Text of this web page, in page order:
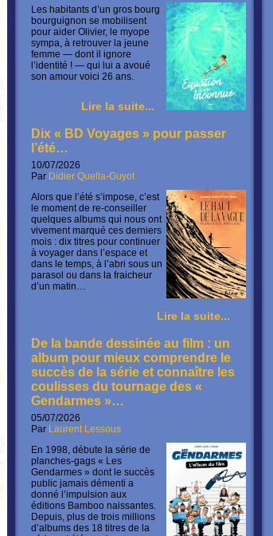
Les habitants d’un gros bourg
bourguignon se mobilisent
pour aider Olivier, le myope
sympa, à retrouver la jeune
femme — dont il ignore
l’identité ! — qui lui a avoué
son amour voici 26 ans.
Lire la suite...
Dix « BD Voyages » pour passer
l’été…
10/07/2026
Par Didier Quella-Guyot
Alors que l’été s’impose, c’est
le moment de re-conseiller
quelques albums qui nous ont
vivement marqué ces derniers
mois : dix titres pour continuer
à voyager dans l’espace et
dans le temps, à l’abri sous un
parasol ou dans la fraicheur
d’un matin…
Lire la suite...
De la bande dessinée au film : un
album pour mieux comprendre le
succès de la série et connaître les
coulisses du tournage des «
Gendarmes »…
05/07/2026
Par Laurent Lessous
En 1998, débute la série de
planches-gags « Les
Gendarmes » dont le succès
public jamais démenti a
donné l’impulsion aux
éditions Bamboo naissantes.
Depuis, plus de trois millions
d’albums des 18 titres de la